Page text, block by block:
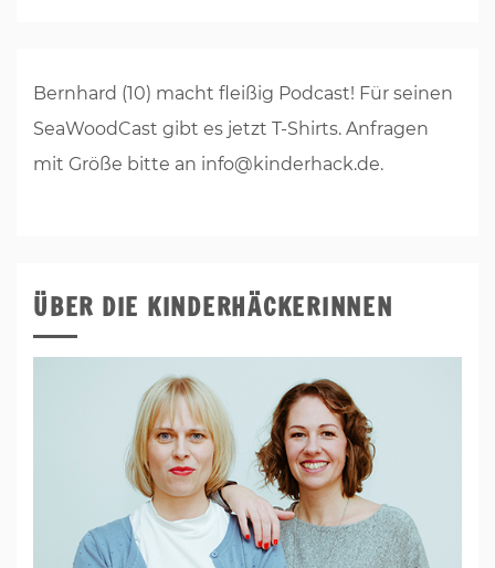
Bernhard (10) macht fleißig Podcast! Für seinen
SeaWoodCast gibt es jetzt T-Shirts. Anfragen
mit Größe bitte an info@kinderhack.de.
ÜBER DIE KINDERHÄCKERINNEN